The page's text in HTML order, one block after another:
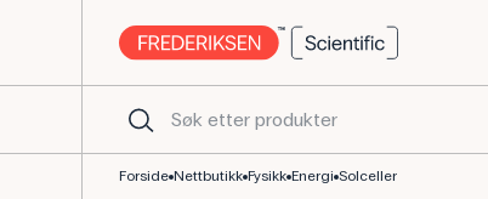
Forside Nettbutikk Fysikk Energi Solceller